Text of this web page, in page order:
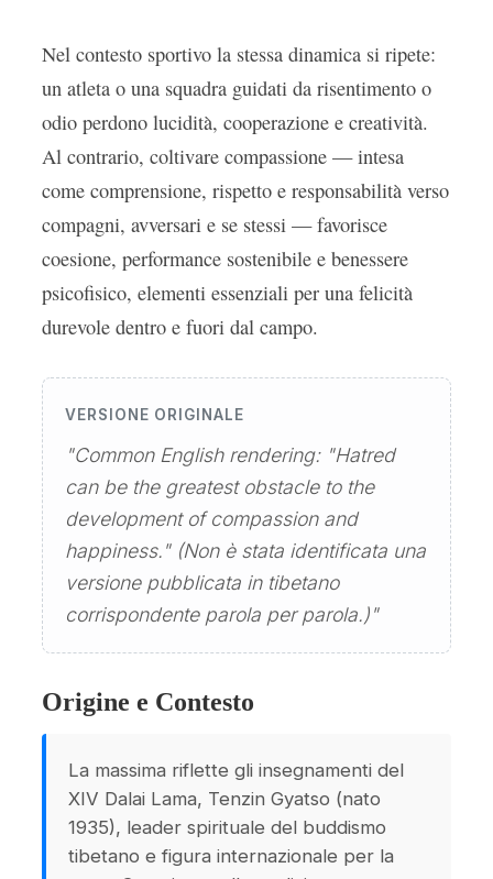
Nel contesto sportivo la stessa dinamica si ripete:
un atleta o una squadra guidati da risentimento o
odio perdono lucidità, cooperazione e creatività.
Al contrario, coltivare compassione — intesa
come comprensione, rispetto e responsabilità verso
compagni, avversari e se stessi — favorisce
coesione, performance sostenibile e benessere
psicofisico, elementi essenziali per una felicità
durevole dentro e fuori dal campo.
VERSIONE ORIGINALE
"Common English rendering: "Hatred
can be the greatest obstacle to the
development of compassion and
happiness." (Non è stata identificata una
versione pubblicata in tibetano
corrispondente parola per parola.)"
Origine e Contesto
La massima riflette gli insegnamenti del
XIV Dalai Lama, Tenzin Gyatso (nato
1935), leader spirituale del buddismo
tibetano e figura internazionale per la